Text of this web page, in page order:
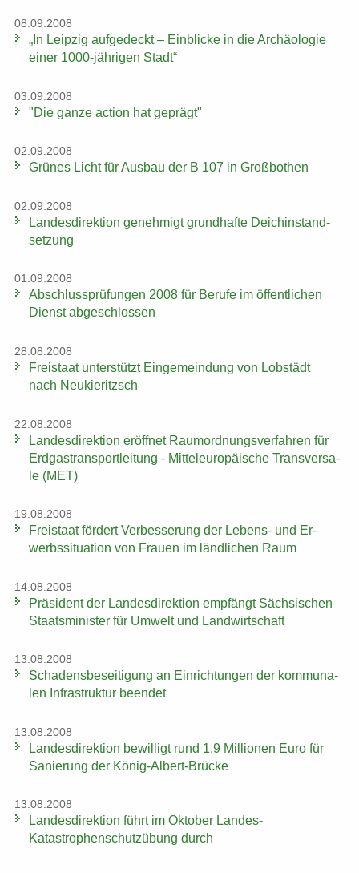
08.09.2008
„In Leip­zig auf­ge­deckt – Ein­bli­cke in die Ar­chäo­lo­gie
einer 1000-​jährigen Stadt“
03.09.2008
"Die ganze ac­tion hat ge­prägt"
02.09.2008
Grü­nes Licht für Aus­bau der B 107 in Groß­bo­then
02.09.2008
Lan­des­di­rek­ti­on ge­neh­migt grund­haf­te Deich­in­stand­
set­zung
01.09.2008
Ab­schluss­prü­fun­gen 2008 für Be­ru­fe im öf­fent­li­chen
Dienst ab­ge­schlos­sen
28.08.2008
Frei­staat un­ter­stützt Ein­ge­mein­dung von Lob­städt
nach Neu­kie­ritzsch
22.08.2008
Lan­des­di­rek­ti­on er­öff­net Raum­ord­nungs­ver­fah­ren für
Erd­gas­trans­port­lei­tung - Mit­tel­eu­ro­päi­sche Trans­ver­sa­
le (MET)
19.08.2008
Frei­staat för­dert Ver­bes­se­rung der Lebens-​ und Er­
werbs­si­tua­ti­on von Frau­en im länd­li­chen Raum
14.08.2008
Prä­si­dent der Lan­des­di­rek­ti­on emp­fängt Säch­si­schen
Staats­mi­nis­ter für Um­welt und Land­wirt­schaft
13.08.2008
Scha­dens­be­sei­ti­gung an Ein­rich­tun­gen der kom­mu­na­
len In­fra­struk­tur be­en­det
13.08.2008
Lan­des­di­rek­ti­on be­wil­ligt rund 1,9 Mil­lio­nen Euro für
Sa­nie­rung der König-​Albert-Brücke
13.08.2008
Lan­des­di­rek­ti­on führt im Ok­to­ber Landes-​
Katastrophenschutzübung durch